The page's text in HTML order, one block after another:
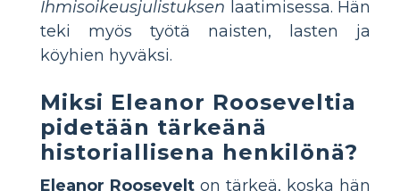
Ihmisoikeusjulistuksen laatimisessa. Hän
teki myös työtä naisten, lasten ja
köyhien hyväksi.
Miksi Eleanor Rooseveltia
pidetään tärkeänä
historiallisena henkilönä?
Eleanor Roosevelt on tärkeä, koska hän